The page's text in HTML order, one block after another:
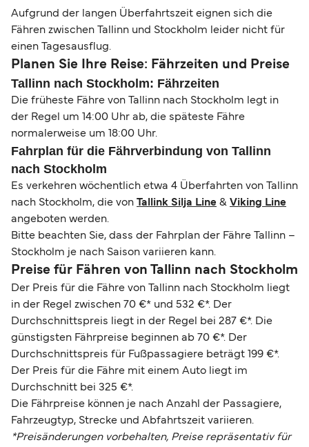
Aufgrund der langen Überfahrtszeit eignen sich die
Fähren zwischen Tallinn und Stockholm leider nicht für
einen Tagesausflug.
Planen Sie Ihre Reise: Fährzeiten und Preise
Tallinn nach Stockholm: Fährzeiten
Die früheste Fähre von Tallinn nach Stockholm legt in
der Regel um 14:00 Uhr ab, die späteste Fähre
normalerweise um 18:00 Uhr.
Fahrplan für die Fährverbindung von Tallinn
nach Stockholm
Es verkehren wöchentlich etwa 4 Überfahrten von Tallinn
nach Stockholm, die von
Tallink Silja Line & Viking Line
angeboten werden.
Bitte beachten Sie, dass der Fahrplan der Fähre Tallinn –
Stockholm je nach Saison variieren kann.
Preise für Fähren von Tallinn nach Stockholm
Der Preis für die Fähre von Tallinn nach Stockholm liegt
in der Regel zwischen 70 €* und 532 €*. Der
Durchschnittspreis liegt in der Regel bei 287 €*. Die
günstigsten Fährpreise beginnen ab 70 €*. Der
Durchschnittspreis für Fußpassagiere beträgt 199 €*.
Der Preis für die Fähre mit einem Auto liegt im
Durchschnitt bei 325 €*.
Die Fährpreise können je nach Anzahl der Passagiere,
Fahrzeugtyp, Strecke und Abfahrtszeit variieren.
*Preisänderungen vorbehalten, Preise repräsentativ für